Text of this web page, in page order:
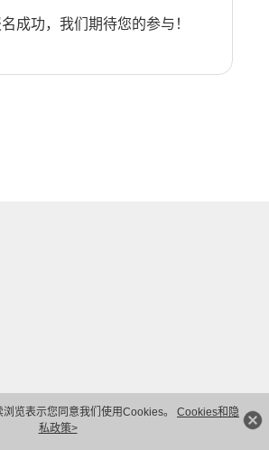
览表示您同意我们使用Cookies。 Cookies和隐
私政策>
成功，我们期待您的参与！